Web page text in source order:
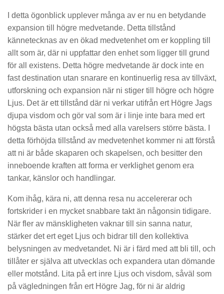
I detta ögonblick upplever många av er nu en betydande
expansion till högre medvetande. Detta tillstånd
kännetecknas av en ökad medvetenhet om er koppling till
allt som är, där ni uppfattar den enhet som ligger till grund
för all existens. Detta högre medvetande är dock inte en
fast destination utan snarare en kontinuerlig resa av tillväxt,
utforskning och expansion när ni stiger till högre och högre
Ljus. Det är ett tillstånd där ni verkar utifrån ert Högre Jags
djupa visdom och gör val som är i linje inte bara med ert
högsta bästa utan också med alla varelsers större bästa. I
detta förhöjda tillstånd av medvetenhet kommer ni att förstå
att ni är både skaparen och skapelsen, och besitter den
inneboende kraften att forma er verklighet genom era
tankar, känslor och handlingar.
Kom ihåg, kära ni, att denna resa nu accelererar och
fortskrider i en mycket snabbare takt än någonsin tidigare.
När fler av mänskligheten vaknar till sin sanna natur,
stärker det ert eget Ljus och bidrar till den kollektiva
belysningen av medvetandet. Ni är i färd med att bli till, och
tillåter er själva att utvecklas och expandera utan dömande
eller motstånd. Lita på ert inre Ljus och visdom, såväl som
på vägledningen från ert Högre Jag, för ni är aldrig